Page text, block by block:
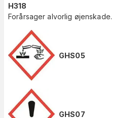
H318
Forårsager alvorlig øjenskade.
GHS05
GHS07